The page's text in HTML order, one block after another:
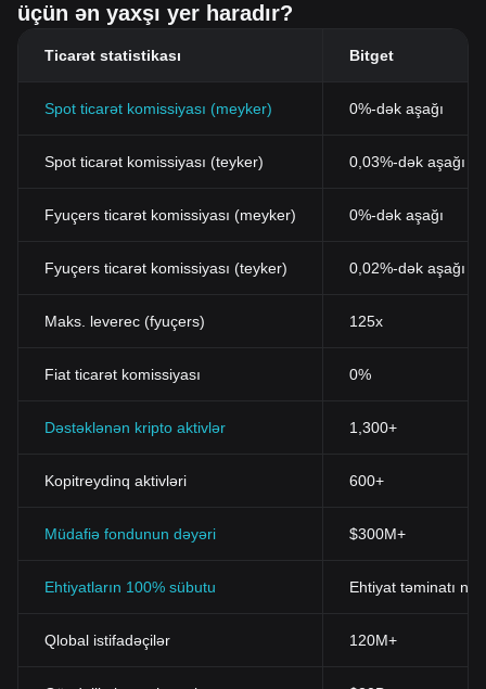
üçün ən yaxşı yer haradır?
Ticarət statistikası Bitget
Spot ticarət komissiyası (meyker) 0%-dək aşağı
Spot ticarət komissiyası (teyker) 0,03%-dək aşağı
Fyuçers ticarət komissiyası (meyker) 0%-dək aşağı
Fyuçers ticarət komissiyası (teyker) 0,02%-dək aşağı
Maks. leverec (fyuçers) 125x
Fiat ticarət komissiyası 0%
Dəstəklənən kripto aktivlər 1,300+
Kopitreydinq aktivləri 600+
Müdafiə fondunun dəyəri $300M+
Ehtiyatların 100% sübutu Ehtiyat təminatı
Qlobal istifadəçilər 120M+